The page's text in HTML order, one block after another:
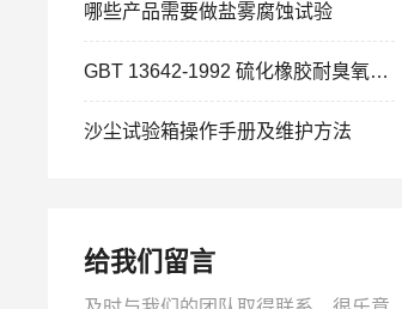
哪些产品需要做盐雾腐蚀试验
GBT 13642-1992 硫化橡胶耐臭氧老化试验 动态拉伸试验法
沙尘试验箱操作手册及维护方法
给我们留言